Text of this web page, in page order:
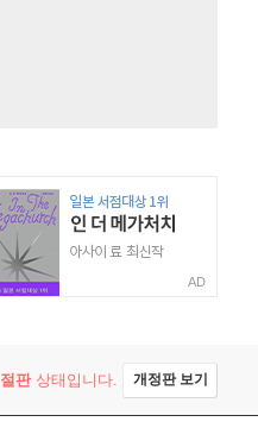
AD
절판상태입니다. 개정판 보기